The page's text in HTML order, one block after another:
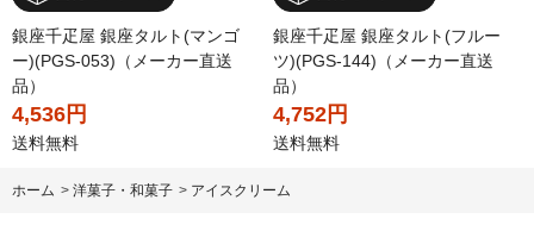
銀座千疋屋 銀座タルト(マンゴ
ー)(PGS-053)（メーカー直送
品）
4,536円
送料無料
銀座千疋屋 銀座タルト(フルー
ツ)(PGS-144)（メーカー直送
品）
4,752円
送料無料
ホーム > 洋菓子・和菓子 > アイスクリーム